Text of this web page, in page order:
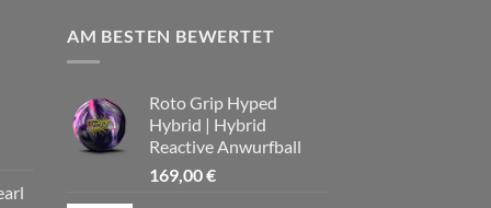
AM BESTEN BEWERTET
Roto Grip Hyped
Hybrid | Hybrid
Reactive Anwurfball
169,00€